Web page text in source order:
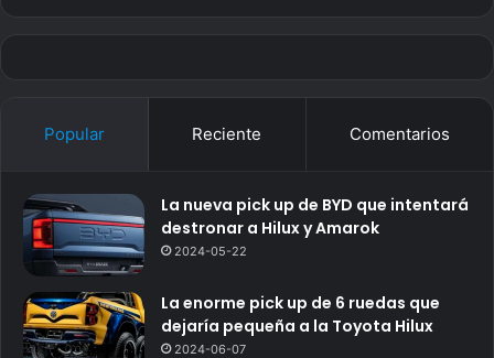
Popular Reciente Comentarios
La nueva pick up de BYD que intentará
destronar a Hilux y Amarok
2024-05-22
La enorme pick up de 6 ruedas que
dejaría pequeña a la Toyota Hilux
2024-06-07